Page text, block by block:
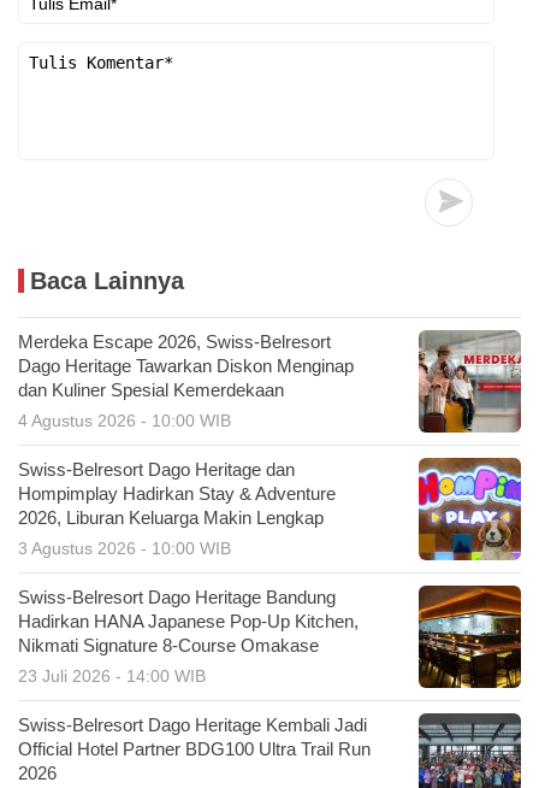
Baca Lainnya
Merdeka Escape 2026, Swiss-Belresort
Dago Heritage Tawarkan Diskon Menginap
dan Kuliner Spesial Kemerdekaan
4 Agustus 2026 - 10:00 WIB
Swiss-Belresort Dago Heritage dan
Hompimplay Hadirkan Stay & Adventure
2026, Liburan Keluarga Makin Lengkap
3 Agustus 2026 - 10:00 WIB
Swiss-Belresort Dago Heritage Bandung
Hadirkan HANA Japanese Pop-Up Kitchen,
Nikmati Signature 8-Course Omakase
23 Juli 2026 - 14:00 WIB
Swiss-Belresort Dago Heritage Kembali Jadi
Official Hotel Partner BDG100 Ultra Trail Run
2026